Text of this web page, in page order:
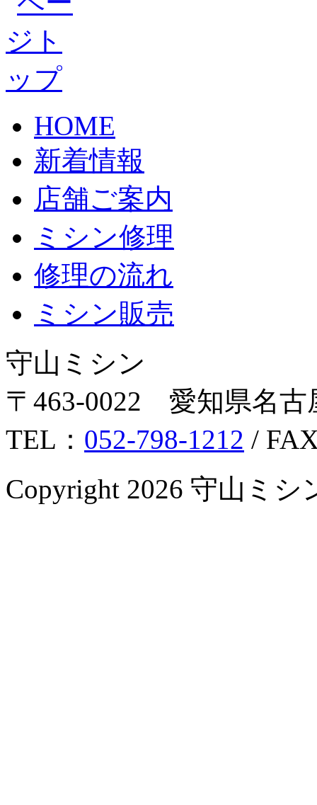
HOME
新着情報
店舗ご案内
ミシン修理
修理の流れ
ミシン販売
守山ミシン
〒463-0022 愛知県名古
TEL： 052-798-1212 /
Copyright 2026 守山ミシ